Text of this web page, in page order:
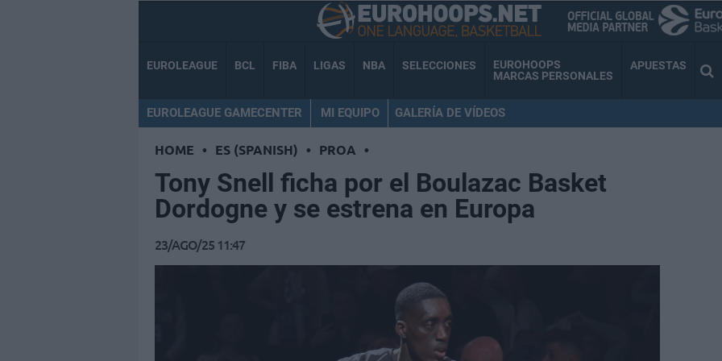
EUROLEAGUE BCL FIBA LIGAS NBA SELECCIONES
EUROHOOPS
MARCAS PERSONALES
APUESTAS
EUROLEAGUE GAMECENTER MI EQUIPO GALERÍA DE VÍDEOS
HOME • ES (SPANISH) • PROA •
Tony Snell ficha por el Boulazac Basket
Dordogne y se estrena en Europa
23/AGO/25 11:47